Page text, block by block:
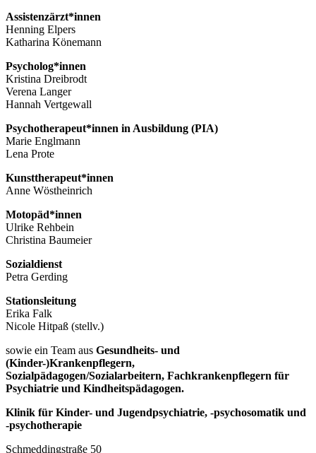
Assistenzärzt*innen
Henning Elpers
Katharina Könemann
Psycholog*innen
Kristina Dreibrodt
Verena Langer
Hannah Vertgewall
Psychotherapeut*innen in Ausbildung (PIA)
Marie Englmann
Lena Prote
Kunsttherapeut*innen
Anne Wöstheinrich
Motopäd*innen
Ulrike Rehbein
Christina Baumeier
Sozialdienst
Petra Gerding
Stationsleitung
Erika Falk
Nicole Hitpaß (stellv.)
sowie ein Team aus Gesundheits- und
(Kinder-)Krankenpflegern,
Sozialpädagogen/Sozialarbeitern, Fachkrankenpflegern für
Psychiatrie und Kindheitspädagogen.
Klinik für Kinder- und Jugendpsychiatrie, -psychosomatik und
-psychotherapie
Schmeddingstraße 50